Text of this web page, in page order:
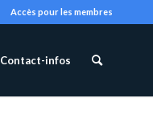
Accès pour les membres
Contact-infos